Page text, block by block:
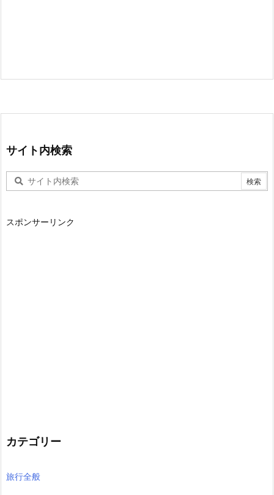
サイト内検索
スポンサーリンク
カテゴリー
旅行全般